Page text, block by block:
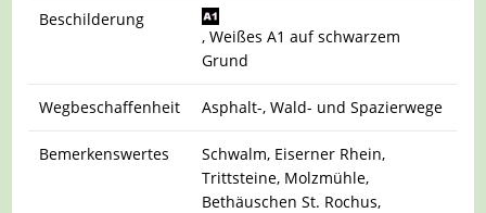
Beschilderung
, Weißes A1 auf schwarzem
Grund
Wegbeschaffenheit Asphalt-, Wald- und Spazierwege
Bemerkenswertes
Schwalm, Eiserner Rhein,
Trittsteine, Molzmühle,
Bethäuschen St. Rochus,